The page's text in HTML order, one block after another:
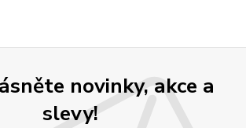
novinky, akce a
slevy!